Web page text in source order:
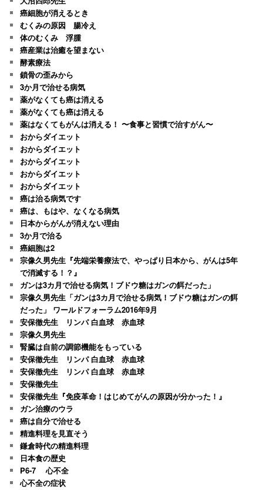
癌細胞が消えるとき
むくみの原因 腸冷え
体のむくみ 浮腫
癌産業は治癒を望まない
酵素療法
鎖骨の歪みから
3か月で治せる病気
薬がなくても癌は消える
薬がなくても癌は消える
薬はなくてもがんは消える！ 〜食事と習慣で治すがん〜
おからダイエット
おからダイエット
おからダイエット
おからダイエット
おからダイエット
癌は治る病気です
癌は、もはや、なくなる病気
日本からがんが消えない理由
3か月で治る
癌細胞は2
宗像久男先生『先端栄養療法で、やっぱり日本から、がんは5年
で消滅する！？』
ガンは3カ月で治せる病気！ブドウ糖はガンの餌だった」
宗像久男先生「ガンは3カ月で治せる病気！ブドウ糖はガンの餌
だった」 ワールドフォーラム2016年9月
安保徹先生 リンパ 白血球 赤血球
宗像久男先生
腎臓は自前の調節機能をもっている
安保徹先生 リンパ 白血球 赤血球
安保徹先生 リンパ 白血球 赤血球
安保徹先生
安保徹先生『免疫革命！はじめてがんの原因が分かった！』
ガン治療のウラ
癌は自分で治せる
精進料理を見直そう
鎌倉時代の精進料理
日本食の歴史
P6-7 心不全
心不全の症状